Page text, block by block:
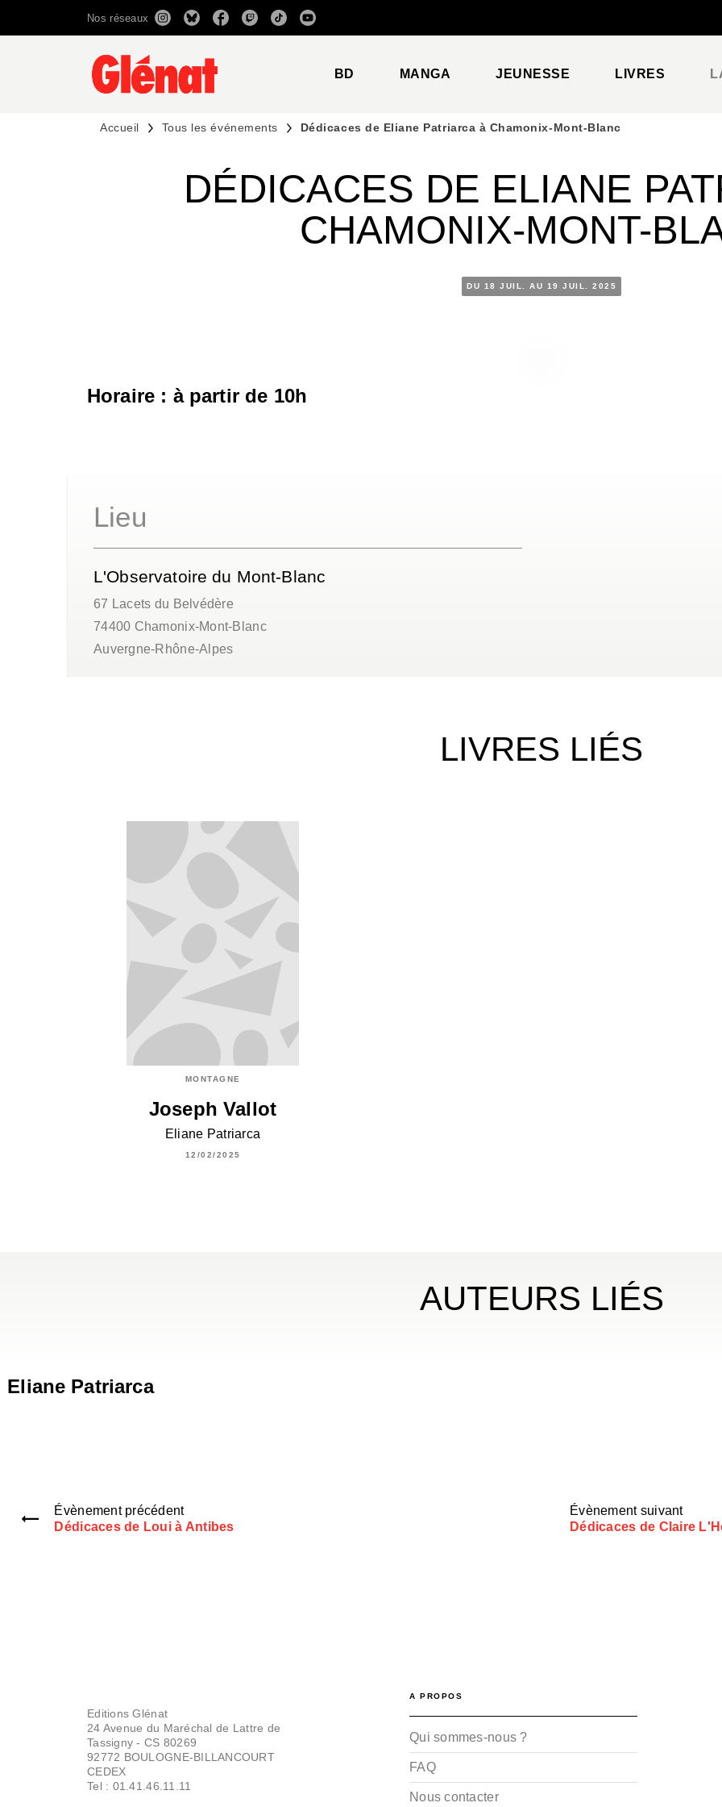
RECHERCHE CONTENU
Nos réseaux
BD MANGA JEUNESSE LIVRES
Accueil Tous les événements Dédicaces de Eliane Patriarca à Chamonix-Mont-Blanc
DÉDICACES DE ELIANE
CHAMONIX-MONT-
DU 18 JUIL. AU 19 JUIL. 2025
Horaire : à partir de 10h
Lieu
L'Observatoire du Mont-Blanc
67 Lacets du Belvédère
74400 Chamonix-Mont-Blanc
Auvergne-Rhône-Alpes
LIVRES LIÉS
MONTAGNE
Joseph Vallot
Eliane Patriarca
12/02/2025
AUTEURS LIÉS
Eliane Patriarca
Évènement précédent
Dédicaces de Loui à Antibes
Évènement suivant
Dédicaces de Claire
Editions Glénat
24 Avenue du Maréchal de Lattre de
Tassigny - CS 80269
92772 BOULOGNE-BILLANCOURT
CEDEX
Tel : 01.41.46.11.11
A PROPOS
Qui sommes-nous ?
FAQ
Nous contacter